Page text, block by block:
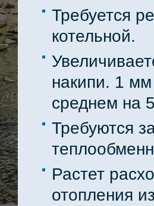
Требуется
котельной.
накипи. 1
среднем на
Требуются
Растет
отопления